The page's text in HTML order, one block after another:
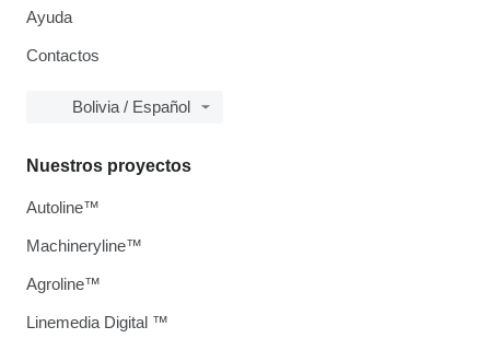
Ayuda
Contactos
Bolivia / Español
Nuestros proyectos
Autoline™
Machineryline™
Agroline™
Linemedia Digital ™